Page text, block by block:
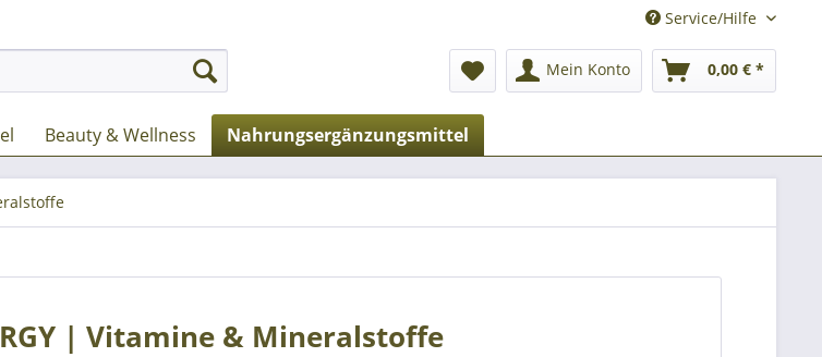
Service/Hilfe
Mein Konto 0,00 € *
Beauty & Wellness Nahrungsergänzungsmittel
| Vitamine & Mineralstoffe